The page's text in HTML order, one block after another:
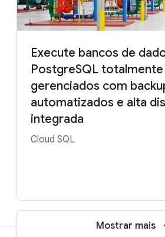
Execute bancos de
PostgreSQL totalmente
gerenciados com
automatizados e alta
integrada
Cloud SQL
Mostrar mais